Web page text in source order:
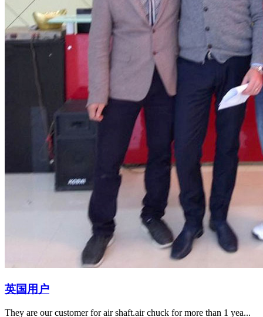
英国用户
They are our customer for air shaft.air chuck for more than 1 yea...